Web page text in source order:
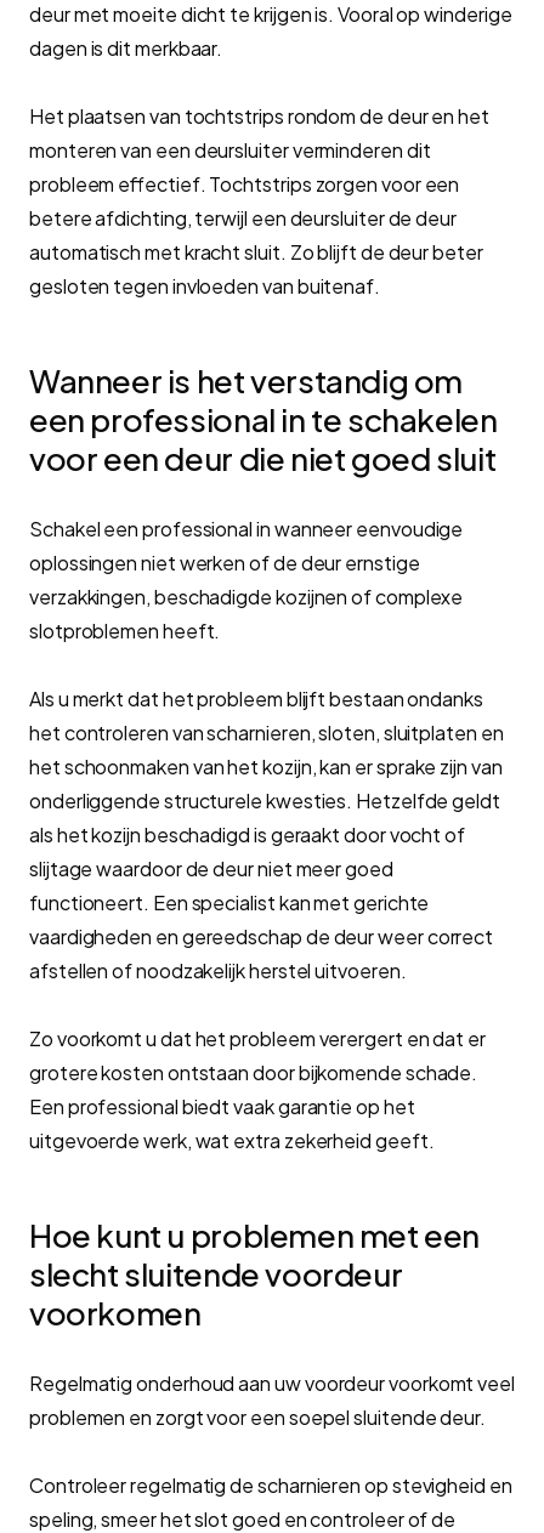
deur met moeite dicht te krijgen is. Vooral op winderige
dagen is dit merkbaar.
Het plaatsen van tochtstrips rondom de deur en het
monteren van een deursluiter verminderen dit
probleem effectief. Tochtstrips zorgen voor een
betere afdichting, terwijl een deursluiter de deur
automatisch met kracht sluit. Zo blijft de deur beter
gesloten tegen invloeden van buitenaf.
Wanneer is het verstandig om
een professional in te schakelen
voor een deur die niet goed sluit
Schakel een professional in wanneer eenvoudige
oplossingen niet werken of de deur ernstige
verzakkingen, beschadigde kozijnen of complexe
slotproblemen heeft.
Als u merkt dat het probleem blijft bestaan ondanks
het controleren van scharnieren, sloten, sluitplaten en
het schoonmaken van het kozijn, kan er sprake zijn van
onderliggende structurele kwesties. Hetzelfde geldt
als het kozijn beschadigd is geraakt door vocht of
slijtage waardoor de deur niet meer goed
functioneert. Een specialist kan met gerichte
vaardigheden en gereedschap de deur weer correct
afstellen of noodzakelijk herstel uitvoeren.
Zo voorkomt u dat het probleem verergert en dat er
grotere kosten ontstaan door bijkomende schade.
Een professional biedt vaak garantie op het
uitgevoerde werk, wat extra zekerheid geeft.
Hoe kunt u problemen met een
slecht sluitende voordeur
voorkomen
Regelmatig onderhoud aan uw voordeur voorkomt veel
problemen en zorgt voor een soepel sluitende deur.
Controleer regelmatig de scharnieren op stevigheid en
speling, smeer het slot goed en controleer of de